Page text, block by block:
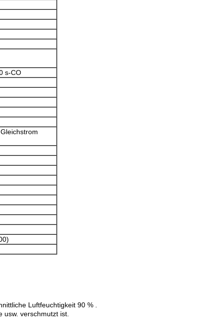
s-CO
Luftfeuchtigkeit 90 % .
verschmutzt ist.